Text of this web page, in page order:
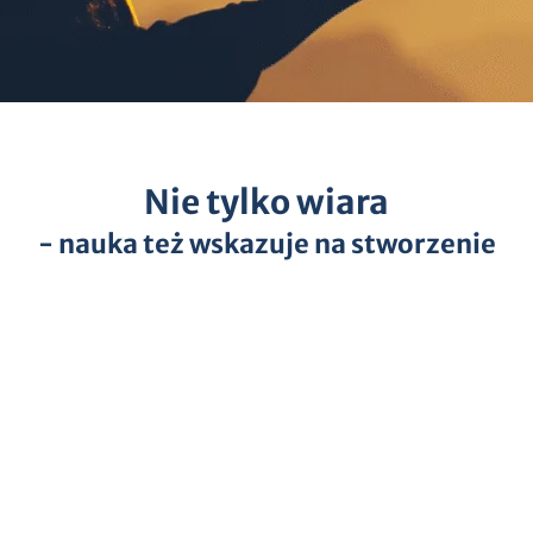
Nie tylko wiara
- nauka też wskazuje na stworzenie